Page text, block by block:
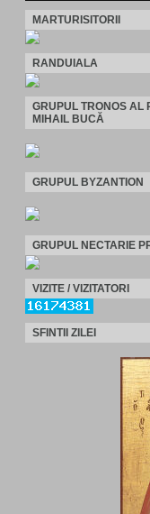
MARTURISITORII
RANDUIALA
GRUPUL TRONOS AL
MIHAIL BUCĂ
GRUPUL BYZANTION
GRUPUL NECTARIE
VIZITE / VIZITATORI
SFINTII ZILEI